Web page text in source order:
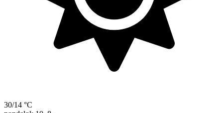
30/14 °C